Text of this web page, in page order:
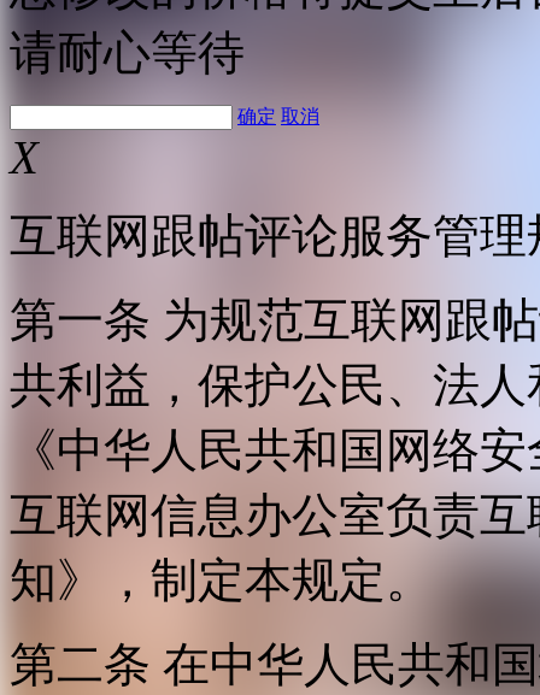
请耐心等待
确定 取消
X
互联网跟帖评论服务管理
第一条 为规范互联网跟
共利益，保护公民、法
《中华人民共和国网络
互联网信息办公室负责
知》，制定本规定。
第二条 在中华人民共和